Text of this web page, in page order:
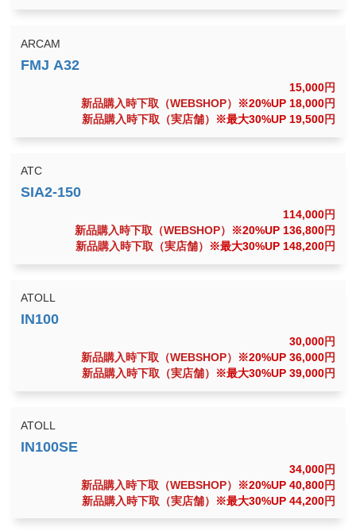
ARCAM
15,000円
新品購入時下取（WEBSHOP）
※20%UP 18,000円
新品購入時下取（実店舗）
※最大30%UP 19,500円
ATC
114,000円
新品購入時下取（WEBSHOP）
※20%UP 136,800円
新品購入時下取（実店舗）
※最大30%UP 148,200円
ATOLL
30,000円
新品購入時下取（WEBSHOP）
※20%UP 36,000円
新品購入時下取（実店舗）
※最大30%UP 39,000円
ATOLL
34,000円
新品購入時下取（WEBSHOP）
※20%UP 40,800円
新品購入時下取（実店舗）
※最大30%UP 44,200円